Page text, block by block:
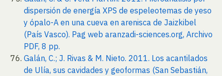
dispersión de energía XPS de espeleotemas de yeso
y ópalo-A en una cueva en arenisca de Jaizkibel
(País Vasco). Pag web aranzadi-sciences.org, Archivo
PDF, 8 pp.
Galán, C.; J. Rivas & M. Nieto. 2011. Los acantilados
de Ulía, sus cavidades y geoformas (San Sebastián,